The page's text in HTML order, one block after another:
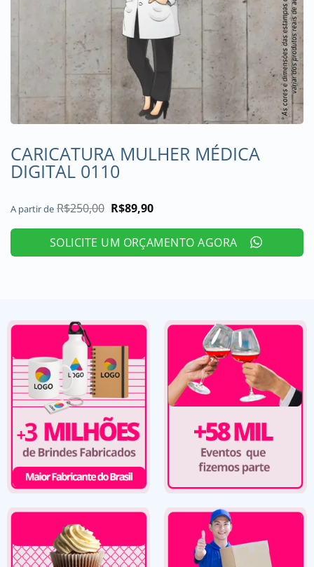
CARICATURA MULHER MÉDICA
DIGITAL 0110
A partir de R$250,00 O
original
era:
R$250,00.
R$89,90O
atual
é:
R$89,90.
SOLICITE UM ORÇAMENTO AGORA